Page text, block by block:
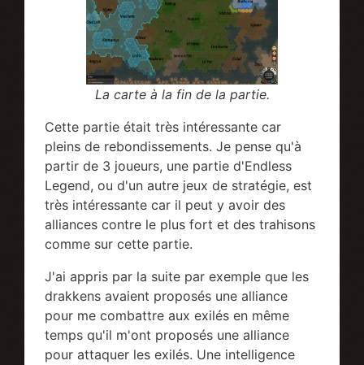
La carte à la fin de la partie.
Cette partie était très intéressante car
pleins de rebondissements. Je pense qu'à
partir de 3 joueurs, une partie d'Endless
Legend, ou d'un autre jeux de stratégie, est
très intéressante car il peut y avoir des
alliances contre le plus fort et des trahisons
comme sur cette partie.
J'ai appris par la suite par exemple que les
drakkens avaient proposés une alliance
pour me combattre aux exilés en même
temps qu'il m'ont proposés une alliance
pour attaquer les exilés. Une intelligence